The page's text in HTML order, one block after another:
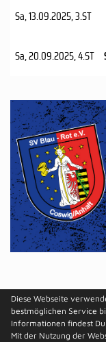
Sa, 13.09.2025, 3.ST
Sa, 20.09.2025, 4.ST
Diese Webseite
bestmöglichen Service
Informationen findest
Mit der Nutzung der